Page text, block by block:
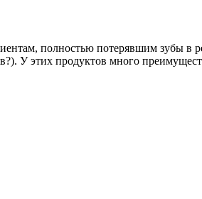
полностью потерявшим зубы в
У этих продуктов много